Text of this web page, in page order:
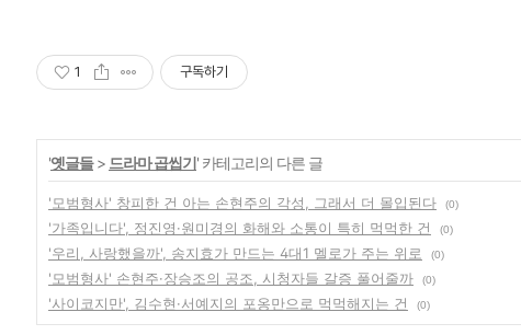
1 구독하기
'옛글들> 드라마 곱씹기' 카테고리의 다른 글
'모범형사' 창피한 건 아는 손현주의 각성, 그래서 더 몰입된다 (0)
'가족입니다', 정진영·원미경의 화해와 소통이 특히 먹먹한 건
(0)
'우리, 사랑했을까', 송지효가 만드는 4대1 멜로가 주는 위로
(0)
'모범형사' 손현주·장승조의 공조, 시청자들 갈증 풀어줄까
(0)
'사이코지만', 김수현·서예지의 포옹만으로 먹먹해지는 건
(0)